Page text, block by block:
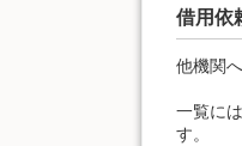
借用依
他機関
一覧に
す。